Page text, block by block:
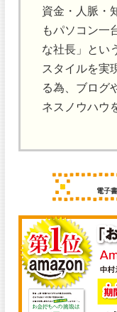
資金・人脈・
もパソコン一
な社長」とい
スタイルを実
る為、ブログ
ネスノウハウ
電子